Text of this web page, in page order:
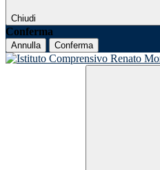
Chiudi
Conferma
Annulla Conferma